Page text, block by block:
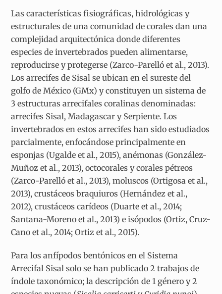
Las características fisiográficas, hidrológicas y
estructurales de una comunidad de corales dan una
complejidad arquitectónica donde diferentes
especies de invertebrados pueden alimentarse,
reproducirse y protegerse (Zarco-Parelló et al., 2013).
Los arrecifes de Sisal se ubican en el sureste del
golfo de México (GMx) y constituyen un sistema de
3 estructuras arrecifales coralinas denominadas:
arrecifes Sisal, Madagascar y Serpiente. Los
invertebrados en estos arrecifes han sido estudiados
parcialmente, enfocándose principalmente en
esponjas (Ugalde et al., 2015), anémonas (González-
Muñoz et al., 2013), octocorales y corales pétreos
(Zarco-Parelló et al., 2013), moluscos (Ortigosa et al.,
2013), crustáceos braquiuros (Hernández et al.,
2012), crustáceos carídeos (Duarte et al., 2014;
Santana-Moreno et al., 2013) e isópodos (Ortiz, Cruz-
Cano et al., 2014; Ortiz et al., 2015).
Para los anfípodos bentónicos en el Sistema
Arrecifal Sisal solo se han publicado 2 trabajos de
índole taxonómico; la descripción de 1 género y 2